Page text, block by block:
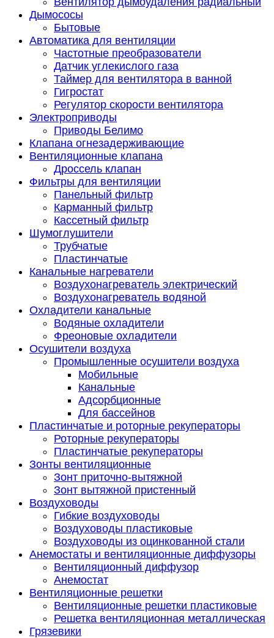
Дымососы
Бытовые
Автоматика для вентиляции
Частотные преобразователи
Датчик углекислого газа
Таймер для вентилятора в ванной
Гигростат
Регулятор скорости вентилятора
Электроприводы
Приводы Белимо
Клапана огнезадерживающие
Вентиляционные клапана
Дроссель клапан
Фильтры для вентиляции
Панельный фильтр
Карманный фильтр
Кассетный фильтр
Шумоглушители
Трубчатые
Пластинчатые
Канальные нагреватели
Воздухонагреватель электрический
Воздухонагреватель водяной
Охладители канальные
Водяные охладители
Фреоновые охладители
Осушители воздуха
Промышленные осушители воздуха
Мобильные
Канальные
Адсорбционные
Для бассейнов
Пластинчатые и роторные рекуператоры
Роторные рекуператоры
Пластинчатые рекуператоры
Зонты вентиляционные
Зонт приточно-вытяжной
Зонт вытяжной пристенный
Воздуховоды
Гибкие воздуховоды
Воздуховоды пластиковые
Воздуховоды из оцинкованной стали
Анемостаты и вентиляционные диффузоры
Вентиляционный диффузор
Анемостат
Вентиляционные решетки
Вентиляционные решетки пластиковые
Решетка вентиляционная металлическая
Грязевики